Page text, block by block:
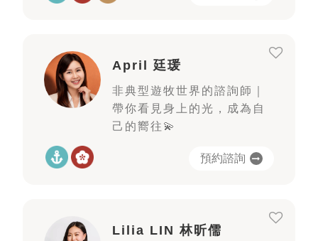
April 廷瑗
非典型遊牧世界的諮詢師｜
帶你看見身上的光，成為自
己的嚮往💫
預約諮詢
Lilia LIN 林昕儒